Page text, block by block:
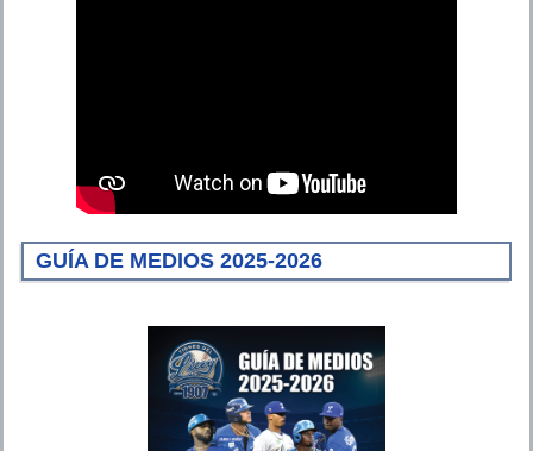
GUÍA DE MEDIOS 2025-2026